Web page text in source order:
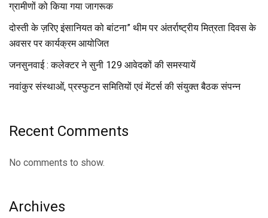
ग्रामीणों को किया गया जागरूक
दोस्ती के ज़रिए इंसानियत को बांटना” थीम पर अंतर्राष्ट्रीय मित्रता दिवस के
अवसर पर कार्यक्रम आयोजित
जनसुनवाई : कलेक्टर ने सुनी 129 आवेदकों की समस्यायें
नवांकुर संस्थाओं, प्रस्फुटन समितियों एवं मेंटर्स की संयुक्त बैठक संपन्न
Recent Comments
No comments to show.
Archives